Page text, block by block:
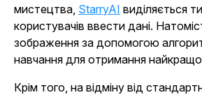
мистецтва, StarryAI виділяється
користувачів ввести дані.
зображення за допомогою
навчання для отримання
Крім того, на відміну від